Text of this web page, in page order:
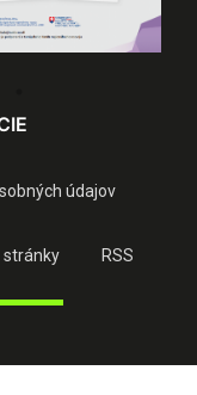
údajov
stránky RSS